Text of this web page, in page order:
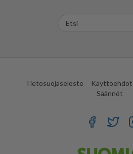
Tietosuojaseloste Käyttöehdot
Säännöt